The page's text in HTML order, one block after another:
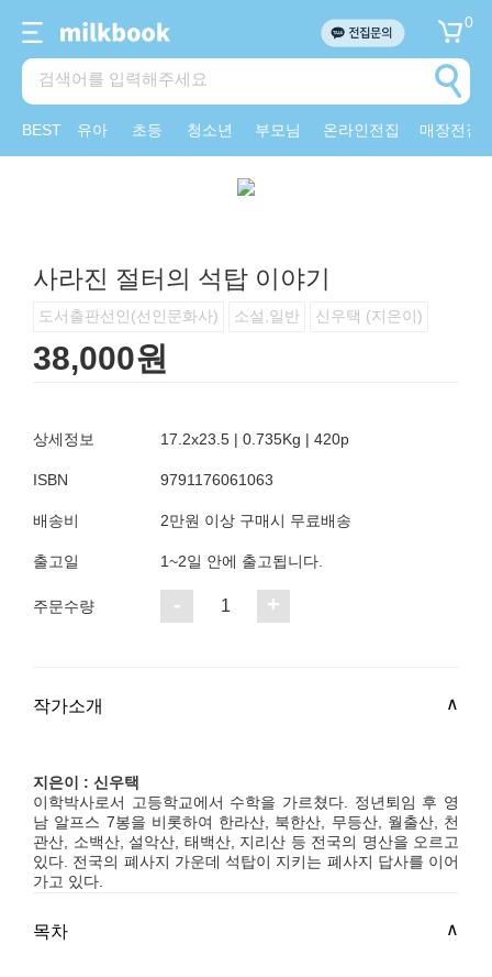
0
BEST 유아 초등 청소년 부모님 온라인전집 매장전집
사라진 절터의 석탑 이야기
도서출판선인(선인문화사) 소설,일반 신우택 (지은이)
38,000원
상세정보 17.2x23.5 | 0.735Kg | 420p
ISBN 9791176061063
배송비 2만원 이상 구매시 무료배송
출고일 1~2일 안에 출고됩니다.
주문수량 - 1 +
작가소개
지은이 : 신우택
이학박사로서 고등학교에서 수학을 가르쳤다. 정년퇴임 후 영
남 알프스 7봉을 비롯하여 한라산, 북한산, 무등산, 월출산, 천
관산, 소백산, 설악산, 태백산, 지리산 등 전국의 명산을 오르고
있다. 전국의 폐사지 가운데 석탑이 지키는 폐사지 답사를 이어
가고 있다.
목차